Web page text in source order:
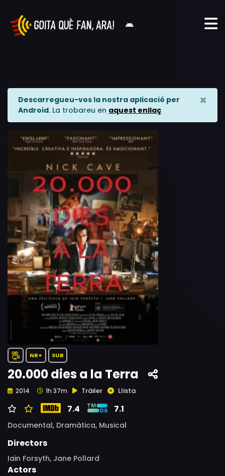
Descarregueu-vos la nostra aplicació per
Android. La trobareu en aquest enllaç
×
NR+ SUB
20.000 dies a la Terra
2014 1h 37m Tràiler Llista
7.4 7.1
Documental, Dramàtica, Musical
Directors
Iain Forsyth, Jane Pollard
Actors